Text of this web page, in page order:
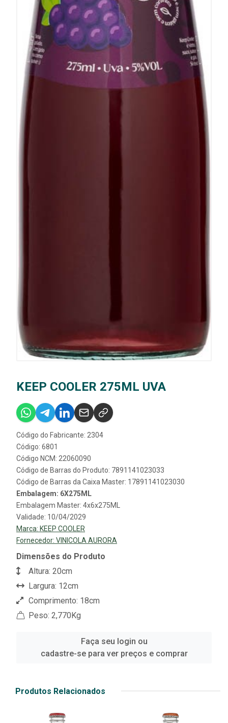
KEEP COOLER 275ML UVA
Código do Fabricante: 2304
Código: 6801
Código NCM: 22060090
Código de Barras do Produto: 7891141023033
Código de Barras da Caixa Master: 17891141023030
Embalagem: 6X275ML
Embalagem Master: 4x6x275ML
Validade: 10/04/2029
Marca: KEEP COOLER
Fornecedor: VINICOLA AURORA
Dimensões do Produto
Altura: 20cm
Largura: 12cm
Comprimento: 18cm
Peso: 2,770Kg
Faça seu login ou
cadastre-se para ver preços e comprar
Produtos Relacionados